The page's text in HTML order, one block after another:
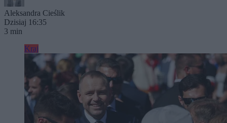
Aleksandra Cieślik
Dzisiaj 16:35
3 min
Kraj